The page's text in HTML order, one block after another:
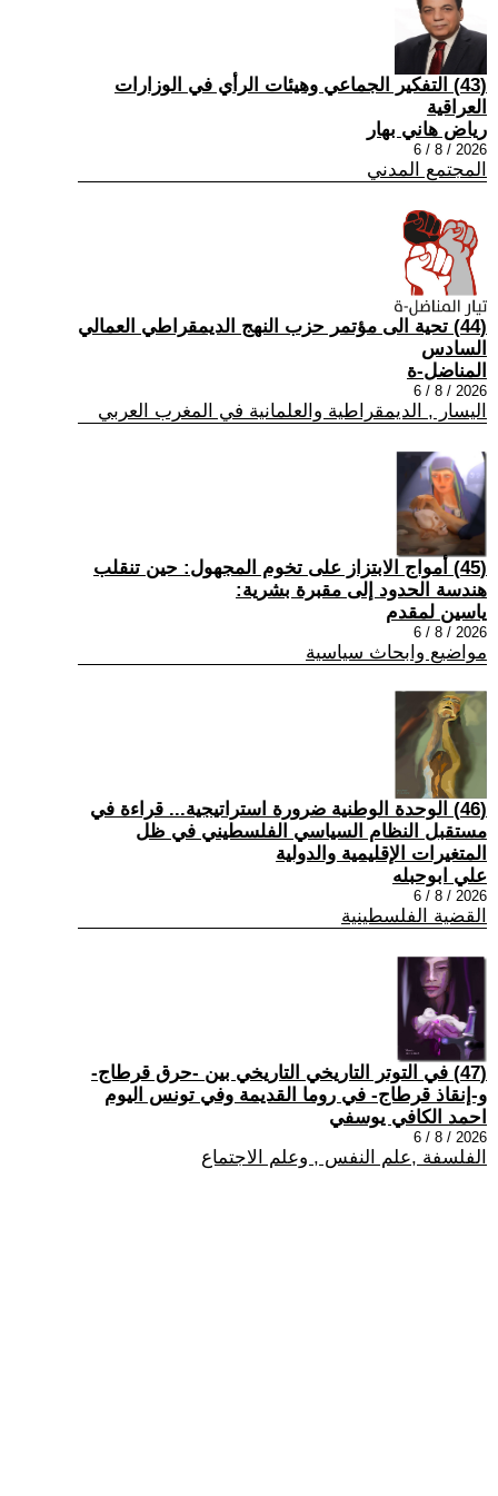
(43) التفكير الجماعي وهيئات الرأي في الوزارات
العراقية
رياض هاني بهار
2026 / 8 / 6
المجتمع المدني
(44) تحية الى مؤتمر حزب النهج الديمقراطي العمالي
السادس
المناضل-ة
2026 / 8 / 6
اليسار , الديمقراطية والعلمانية في المغرب العربي
(45) أمواج الابتزاز على تخوم المجهول: حين تنقلب
هندسة الحدود إلى مقبرة بشرية:
ياسين لمقدم
2026 / 8 / 6
مواضيع وابحاث سياسية
(46) الوحدة الوطنية ضرورة استراتيجية... قراءة في
مستقبل النظام السياسي الفلسطيني في ظل
المتغيرات الإقليمية والدولية
علي ابوحبله
2026 / 8 / 6
القضية الفلسطينية
(47) في التوتر التاريخي التاريخي بين -حرق قرطاج-
و-إنقاذ قرطاج- في روما القديمة وفي تونس اليوم
احمد الكافي يوسفي
2026 / 8 / 6
الفلسفة ,علم النفس , وعلم الاجتماع